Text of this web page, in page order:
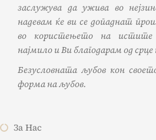
заслужува да ужива во
надевам ќе ви се допаднат
во користењето на
најмило и Ви благодарам од
Безусловната љубов кон
форма на љубов.
За Нас